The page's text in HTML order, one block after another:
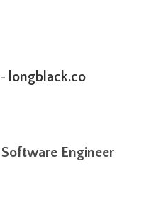
longblack.co
Engineer